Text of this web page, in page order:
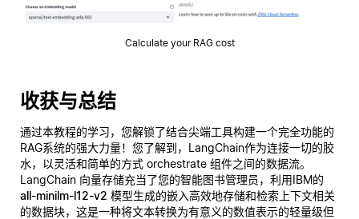
Calculate your RAG cost
收获与总结
通过本教程的学习，您解锁了结合尖端工具构建一个完全功能的
RAG系统的强大力量！您了解到，LangChain作为连接一切的胶
水，以灵活和简单的方式 orchestrate 组件之间的数据流。
LangChain 向量存储充当了您的智能图书管理员，利用IBM的
all-minilm-l12-v2 模型生成的嵌入高效地存储和检索上下文相关
的数据块，这是一种将文本转换为有意义的数值表示的轻量级但